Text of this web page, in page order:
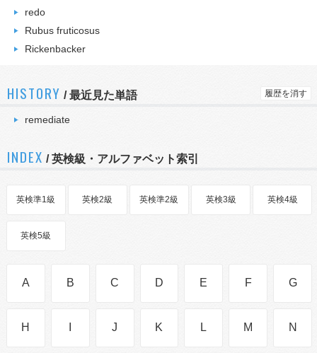
redo
Rubus fruticosus
Rickenbacker
HISTORY /最近見た単語 履歴を消す
remediate
INDEX / 英検級・アルファベット索引
英検準1級 英検2級 英検準2級 英検3級 英検4級
英検5級
A B C D E F G
H J K L M N